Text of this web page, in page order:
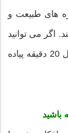
های طبیعت و
اگر می توانید
کمی ورزش نرم انجام دهید. به طور مثال 20 دقیقه پیاده